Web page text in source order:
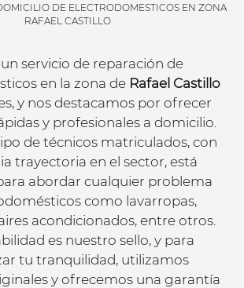
DE ELECTRODOMESTICOS EN ZONA
RAFAEL CASTILLO
servicio de reparación de
en la zona de Rafael Castillo
y nos destacamos por ofrecer
y profesionales a domicilio.
de técnicos matriculados, con
trayectoria en el sector, está
abordar cualquier problema
como lavarropas,
acondicionados, entre otros.
es nuestro sello, y para
tu tranquilidad, utilizamos
y ofrecemos una garantía